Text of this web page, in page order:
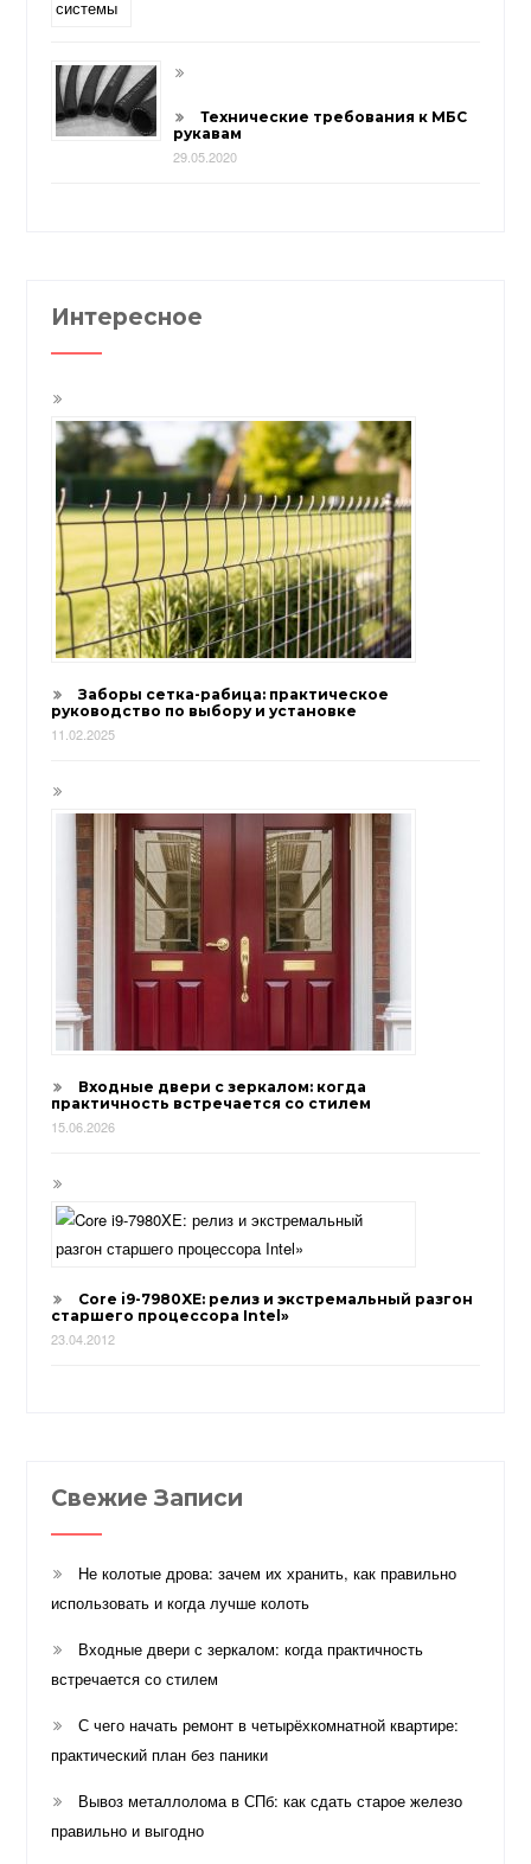
Технические требования к МБС
рукавам
29.05.2020
Интересное
Заборы сетка-рабица: практическое
руководство по выбору и установке
11.02.2025
Входные двери с зеркалом: когда
практичность встречается со стилем
15.06.2026
Core i9-7980XE: релиз и экстремальный разгон
старшего процессора Intel»
23.04.2012
Свежие Записи
Не колотые дрова: зачем их хранить, как правильно
использовать и когда лучше колоть
Входные двери с зеркалом: когда практичность
встречается со стилем
С чего начать ремонт в четырёхкомнатной квартире:
практический план без паники
Вывоз металлолома в СПб: как сдать старое железо
правильно и выгодно